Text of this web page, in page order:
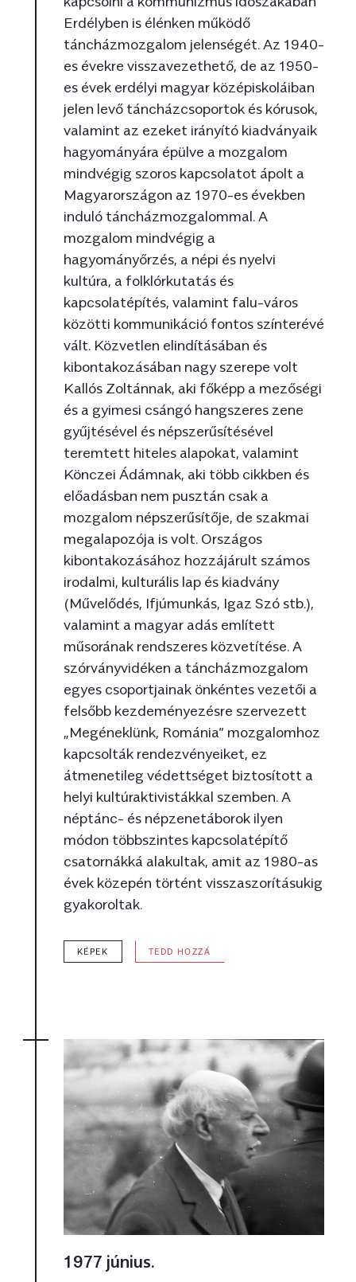
Erdélyben is élénken működő
táncházmozgalom jelenségét. Az 1940-
es évekre visszavezethető, de az 1950-
es évek erdélyi magyar középiskoláiban
jelen levő táncházcsoportok és kórusok,
valamint az ezeket irányító kiadványaik
hagyományára épülve a mozgalom
mindvégig szoros kapcsolatot ápolt a
Magyarországon az 1970-es években
induló táncházmozgalommal. A
mozgalom mindvégig a
hagyományőrzés, a népi és nyelvi
kultúra, a folklórkutatás és
kapcsolatépítés, valamint falu-város
közötti kommunikáció fontos színterévé
vált. Közvetlen elindításában és
kibontakozásában nagy szerepe volt
Kallós Zoltánnak, aki főképp a mezőségi
és a gyimesi csángó hangszeres zene
gyűjtésével és népszerűsítésével
teremtett hiteles alapokat, valamint
Könczei Ádámnak, aki több cikkben és
előadásban nem pusztán csak a
mozgalom népszerűsítője, de szakmai
megalapozója is volt. Országos
kibontakozásához hozzájárult számos
irodalmi, kulturális lap és kiadvány
(Művelődés, Ifjúmunkás, Igaz Szó stb.),
valamint a magyar adás említett
műsorának rendszeres közvetítése. A
szórványvidéken a táncházmozgalom
egyes csoportjainak önkéntes vezetői a
felsőbb kezdeményezésre szervezett
„Megéneklünk, Románia” mozgalomhoz
kapcsolták rendezvényeiket, ez
átmenetileg védettséget biztosított a
helyi kultúraktivistákkal szemben. A
néptánc- és népzenetáborok ilyen
módon többszintes kapcsolatépítő
csatornákká alakultak, amit az 1980-as
évek közepén történt visszaszorításukig
gyakoroltak.
KÉPEK TEDD HOZZÁ
1977 június.